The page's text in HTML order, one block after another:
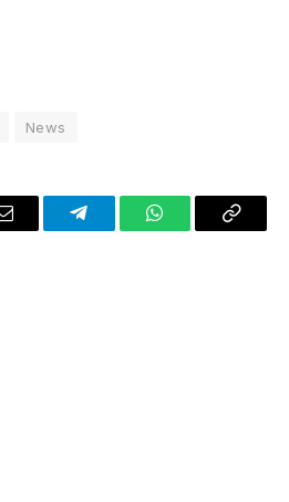
News
Email TelegramWhatsAppCopy